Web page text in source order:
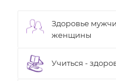
Здоровье
женщины
Учиться -